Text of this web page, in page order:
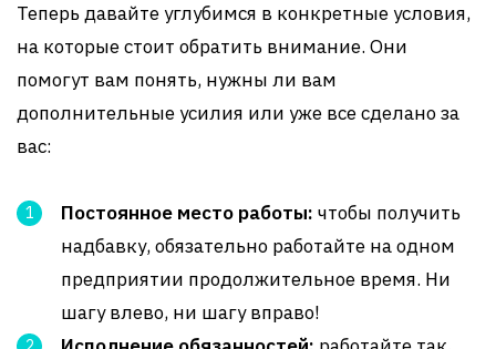
Теперь давайте углубимся в конкретные условия,
на которые стоит обратить внимание. Они
помогут вам понять, нужны ли вам
дополнительные усилия или уже все сделано за
вас:
Постоянное место работы: чтобы получить
надбавку, обязательно работайте на одном
предприятии продолжительное время. Ни
шагу влево, ни шагу вправо!